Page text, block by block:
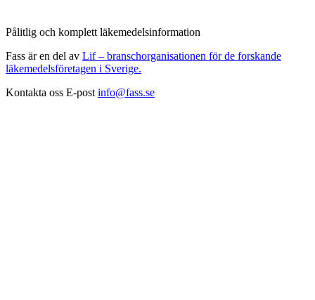
Pålitlig och komplett läkemedelsinformation
Fass är en del av Lif – branschorganisationen för de forskande
läkemedelsföretagen i Sverige.
Kontakta oss E-post info@fass.se